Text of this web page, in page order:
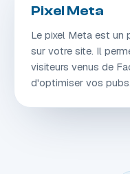
Pixel Meta
Le pixel Meta est un
sur votre site. Il
visiteurs venus de
d'optimiser vos pubs.